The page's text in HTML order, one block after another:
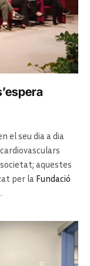
el seu dia a dia
aquestes
per la Fundació